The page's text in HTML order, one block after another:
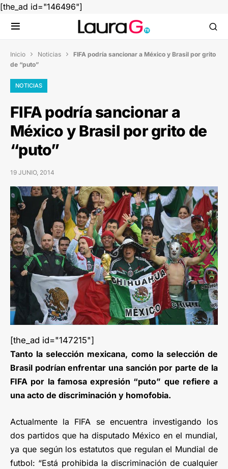
[the_ad id="146496"]
Inicio  Noticias  FIFA podría sancionar a México y Brasil por grito
de “puto”
NOTICIAS
FIFA podría sancionar a
México y Brasil por grito de
“puto”
19 JUNIO, 2014
[the_ad id="147215"]
Tanto la selección mexicana, como la selección de
Brasil podrían enfrentar una sanción por parte de la
FIFA por la famosa expresión “puto” que refiere a
una acto de discriminación y homofobia.
Actualmente la FIFA se encuentra investigando los
dos partidos que ha disputado México en el mundial,
ya que según los estatutos que regulan el Mundial de
futbol: “Está prohibida la discriminación de cualquier